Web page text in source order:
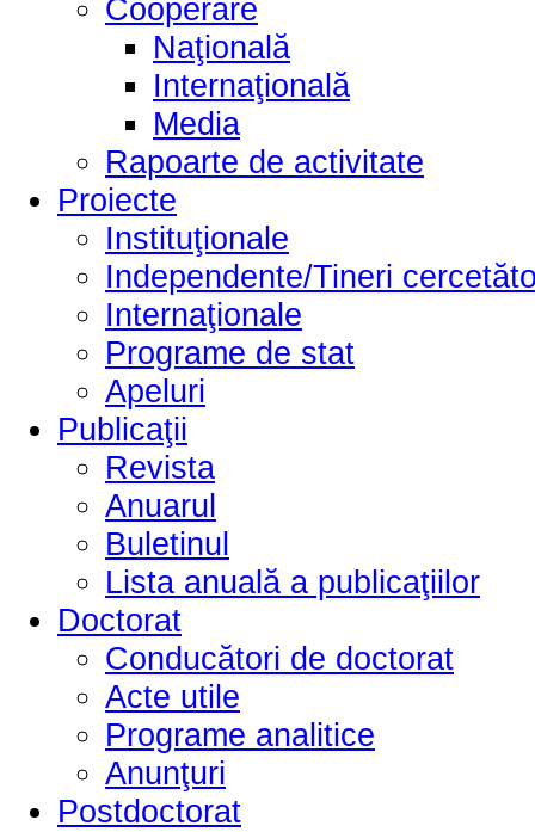
Cooperare
Naţională
Internaţională
Media
Rapoarte de activitate
Proiecte
Instituţionale
Independente/Tineri
Internaţionale
Programe de stat
Apeluri
Publicaţii
Revista
Anuarul
Buletinul
Lista anuală a publicaţiilor
Doctorat
Conducători de doctorat
Acte utile
Programe analitice
Anunţuri
Postdoctorat